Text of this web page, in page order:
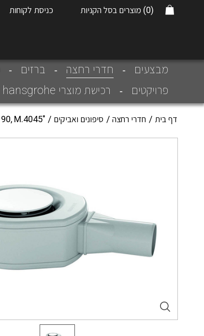
(0) מוצרים בסל הקניות כניסת לקוחות
מבצעים
ברזים
פרויקטים
רכישת מוצרי hansgrohe
דף בית חדרי רחצה סיפונים ואביקים "KA Spec.waste fitt.f.trays KA 90, M.4045"